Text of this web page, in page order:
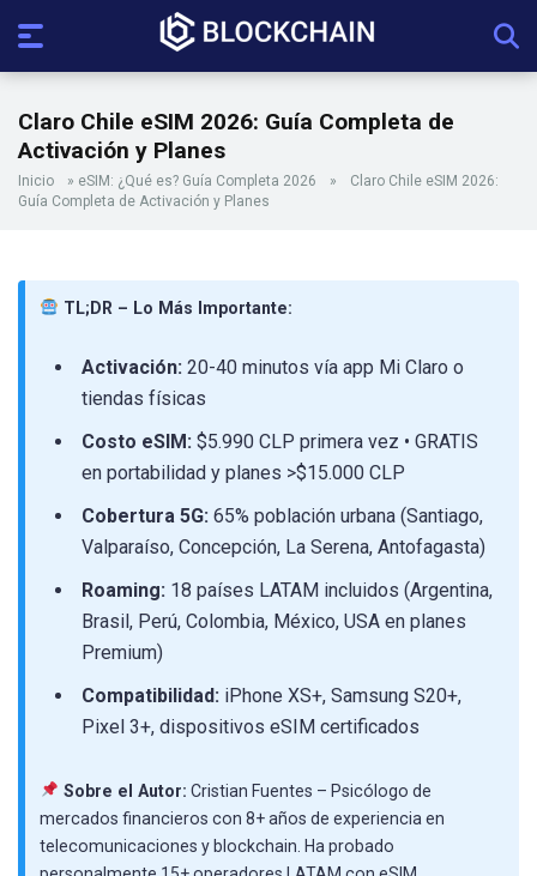
Claro Chile eSIM 2026: Guía Completa de
Activación y Planes
Inicio » eSIM: ¿Qué es? Guía Completa 2026 »
Claro Chile eSIM 2026:
Guía Completa de Activación y Planes
TL;DR – Lo Más Importante:
Activación: 20-40 minutos vía app Mi Claro o
tiendas físicas
Costo eSIM: $5.990 CLP primera vez • GRATIS
en portabilidad y planes >$15.000 CLP
Cobertura 5G: 65% población urbana (Santiago,
Valparaíso, Concepción, La Serena, Antofagasta)
Roaming: 18 países LATAM incluidos (Argentina,
Brasil, Perú, Colombia, México, USA en planes
Premium)
Compatibilidad: iPhone XS+, Samsung S20+,
Pixel 3+, dispositivos eSIM certificados
Sobre el Autor: Cristian Fuentes – Psicólogo de
mercados financieros con 8+ años de experiencia en
telecomunicaciones y blockchain. Ha probado